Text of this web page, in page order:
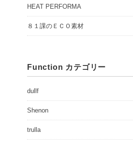
HEAT PERFORMA
８１課のＥＣＯ素材
Function カテゴリー
dullf
Shenon
trulla